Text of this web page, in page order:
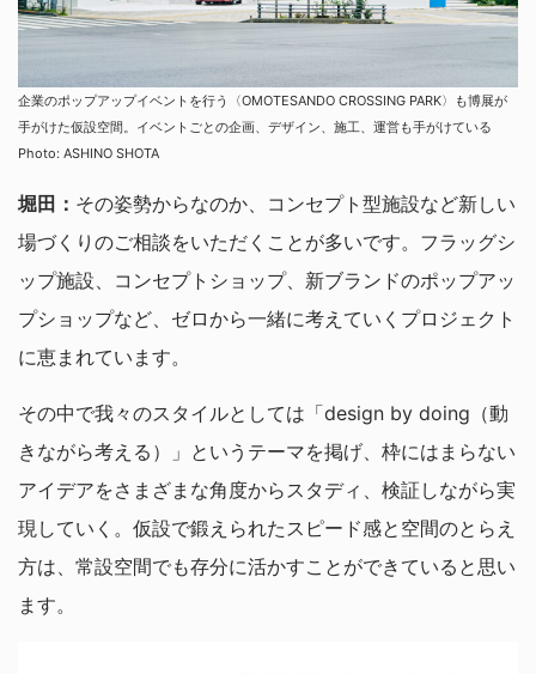
企業のポップアップイベントを行う〈OMOTESANDO CROSSING PARK〉も博展が
手がけた仮設空間。イベントごとの企画、デザイン、施工、運営も手がけている
Photo: ASHINO SHOTA
堀田： その姿勢からなのか、コンセプト型施設など新しい
場づくりのご相談をいただくことが多いです。フラッグシ
ップ施設、コンセプトショップ、新ブランドのポップアッ
プショップなど、ゼロから一緒に考えていくプロジェクト
に恵まれています。
その中で我々のスタイルとしては「design by doing（動
きながら考える）」というテーマを掲げ、枠にはまらない
アイデアをさまざまな角度からスタディ、検証しながら実
現していく。仮設で鍛えられたスピード感と空間のとらえ
方は、常設空間でも存分に活かすことができていると思い
ます。